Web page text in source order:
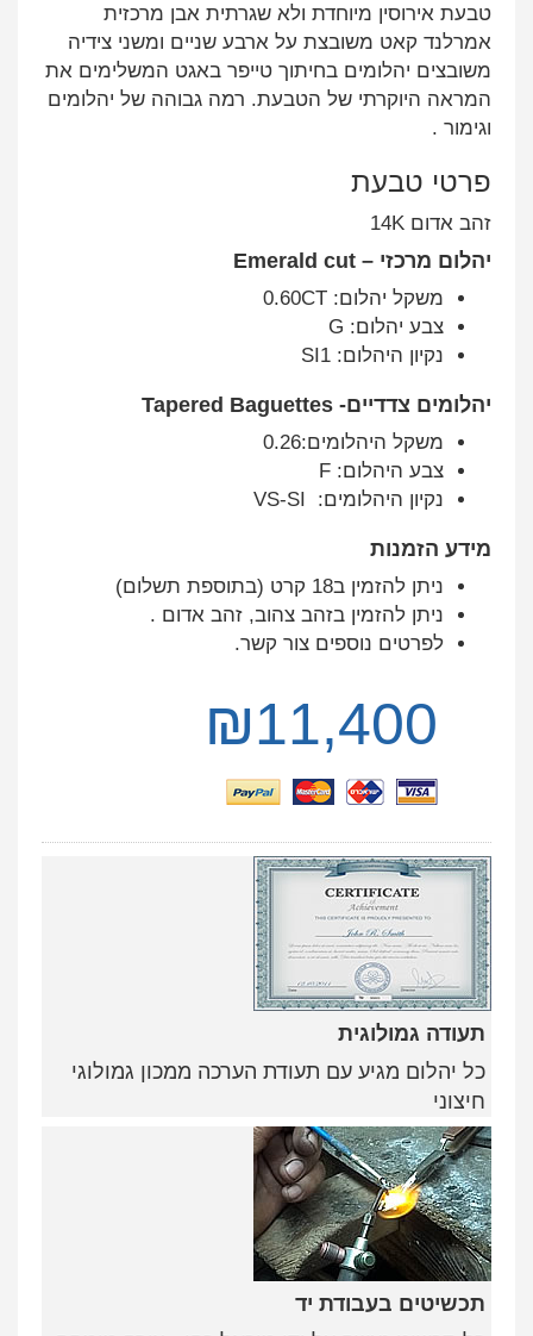
טבעת אירוסין מיוחדת ולא שגרתית אבן מרכזית
אמרלנד קאט משובצת על ארבע שניים ומשני צידיה
משובצים יהלומים בחיתוך טייפר באגט המשלימים את
המראה היוקרתי של הטבעת. רמה גבוהה של יהלומים
וגימור .
פרטי טבעת
זהב אדום 14K
יהלום מרכזי – Emerald cut
משקל יהלום: 0.60CT
צבע יהלום: G
נקיון היהלום: SI1
יהלומים צדדיים- Tapered Baguettes
משקל היהלומים:0.26
צבע היהלום: F
נקיון היהלומים: VS-SI
מידע הזמנות
ניתן להזמין ב18 קרט (בתוספת תשלום)
ניתן להזמין בזהב צהוב, זהב אדום .
לפרטים נוספים צור קשר.
₪11,400
תעודה גמולוגית
כל יהלום מגיע עם תעודת הערכה ממכון גמולוגי
חיצוני
תכשיטים בעבודת יד